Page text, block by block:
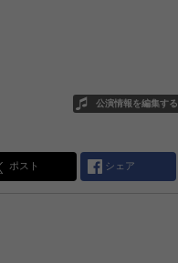
公演情報を編集する
ポスト シェア